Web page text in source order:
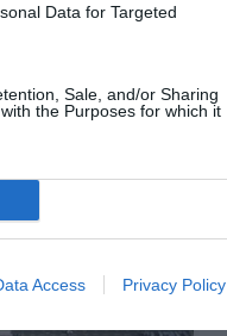
Data for Targeted
Sale, and/or Sharing
the Purposes for which it
Access Privacy Policy